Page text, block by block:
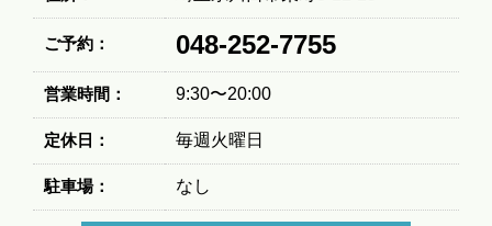
ご予約： 048-252-7755
営業時間： 9:30〜20:00
定休日： 毎週火曜日
駐車場： なし